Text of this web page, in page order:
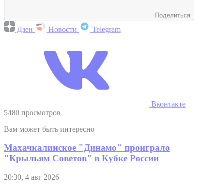
Поделиться
Дзен Новости Telegram
Вконтакте
5480 просмотров
Вам может быть интересно
Махачкалинское "Динамо" проиграло
"Крыльям Советов" в Кубке России
20:30, 4 авг 2026